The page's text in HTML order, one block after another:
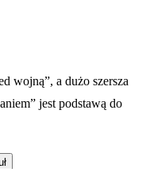
wojną”, a dużo szersza
jest podstawą do